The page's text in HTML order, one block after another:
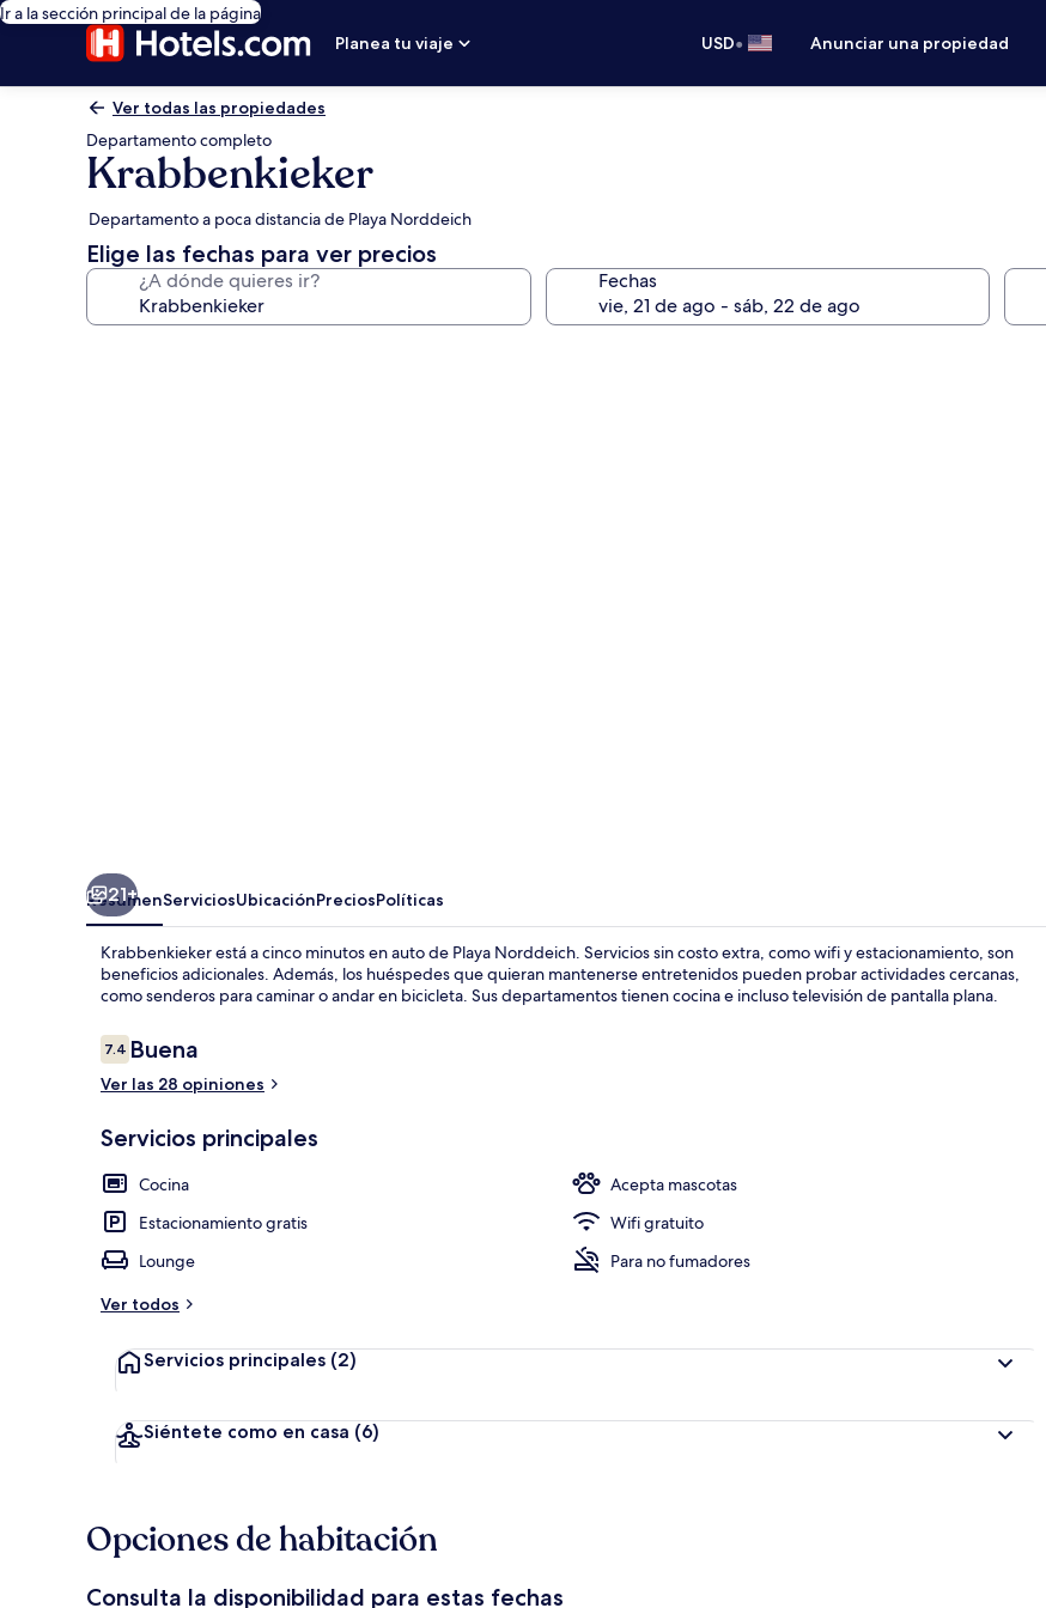
Ir a la sección principal de la página
Planea tu viaje
USD• Anunciar una propiedad
Ver todas las propiedades
Departamento completo
Krabbenkieker
Departamento a poca distancia de Playa Norddeich
Elige las fechas para ver precios
¿A dónde quieres ir? Fechas
21+
ResumenServiciosUbicaciónPreciosPolíticas
Krabbenkieker está a cinco minutos en auto de Playa Norddeich. Servicios sin costo extra, como wifi y estacionamiento, son
beneficios adicionales. Además, los huéspedes que quieran mantenerse entretenidos pueden probar actividades cercanas,
como senderos para caminar o andar en bicicleta. Sus departamentos tienen cocina e incluso televisión de pantalla plana.
Opiniones
7.47.4 de 10,
Buena
Ver las 28 opiniones
Servicios principales
Cocina
Acepta mascotas
Estacionamiento gratis
Wifi gratuito
Lounge
Para no fumadores
Ver todos
Servicios principales (2)
Siéntete como en casa (6)
Opciones de habitación
Consulta la disponibilidad para estas fechas